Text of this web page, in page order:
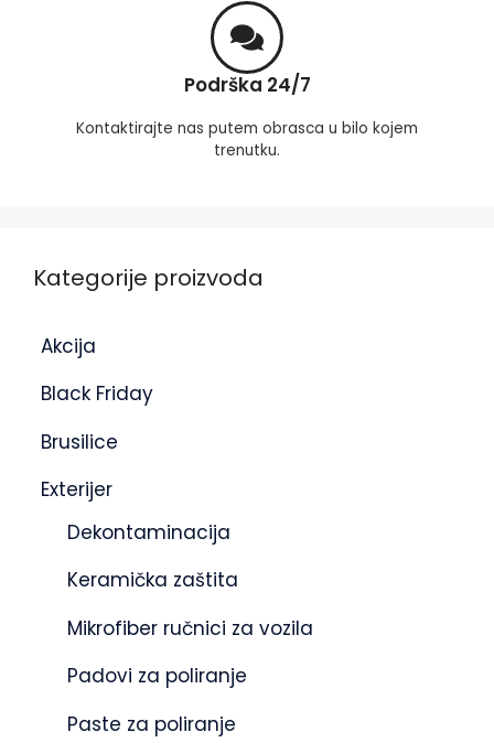
Podrška 24/7
Kontaktirajte nas putem obrasca u bilo kojem
trenutku.
Kategorije proizvoda
Akcija
Black Friday
Brusilice
Exterijer
Dekontaminacija
Keramička zaštita
Mikrofiber ručnici za vozila
Padovi za poliranje
Paste za poliranje